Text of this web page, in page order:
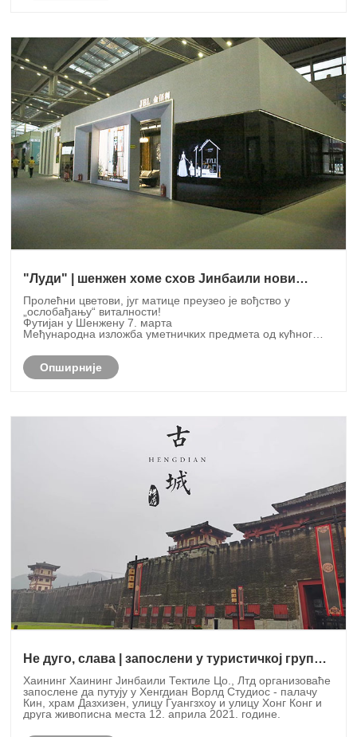
"Луди" | шенжен хоме схов Јинбаили нови
производ
Пролећни цветови, југ матице преузео је вођство у
„ослобађању“ виталности!
Футијан у Шенжену 7. марта
Међународна изложба уметничких предмета од кућног
Опширније
Не дуго, слава | запослени у туристичкој групи
кимберли-цларк 2021
Хаининг Хаининг Јинбаили Тектиле Цо., Лтд организоваће
запослене да путују у Хенгдиан Ворлд Студиос - палачу
Кин, храм Дазхизен, улицу Гуангзхоу и улицу Хонг Конг и
друга живописна места 12. априла 2021. године.